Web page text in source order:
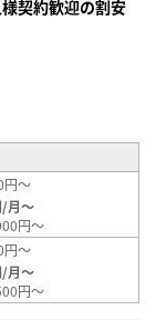
契約歓迎の割安
円～
/月～
円～
円～
/月～
円～